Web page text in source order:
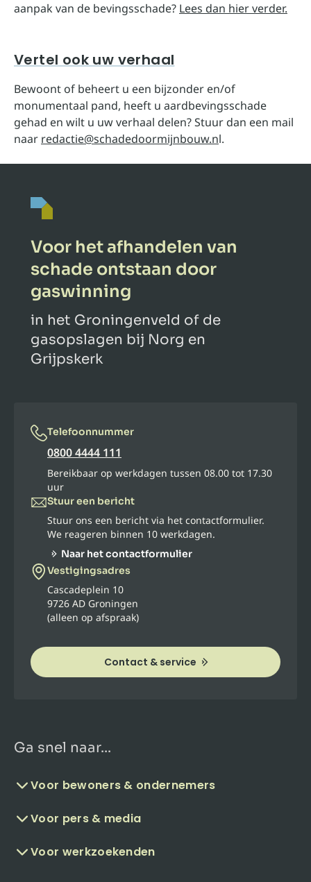
aanpak van de bevingsschade? Lees dan hier verder.
Vertel ook uw verhaal
Bewoont of beheert u een bijzonder en/of
monumentaal pand, heeft u aardbevingsschade
gehad en wilt u uw verhaal delen? Stuur dan een mail
naar redactie@schadedoormijnbouw.nl.
Voor het afhandelen van
schade ontstaan door
gaswinning
in het Groningenveld of de
gasopslagen bij Norg en
Grijpskerk
Telefoonnummer
0800 4444 111
Bereikbaar op werkdagen tussen 08.00 tot 17.30
uur
Stuur een bericht
Stuur ons een bericht via het contactformulier.
We reageren binnen 10 werkdagen.
Naar het contactformulier
Vestigingsadres
Cascadeplein 10
9726 AD Groningen
(alleen op afspraak)
Contact & service
Ga snel naar...
Voor bewoners & ondernemers
Voor pers & media
Voor werkzoekenden